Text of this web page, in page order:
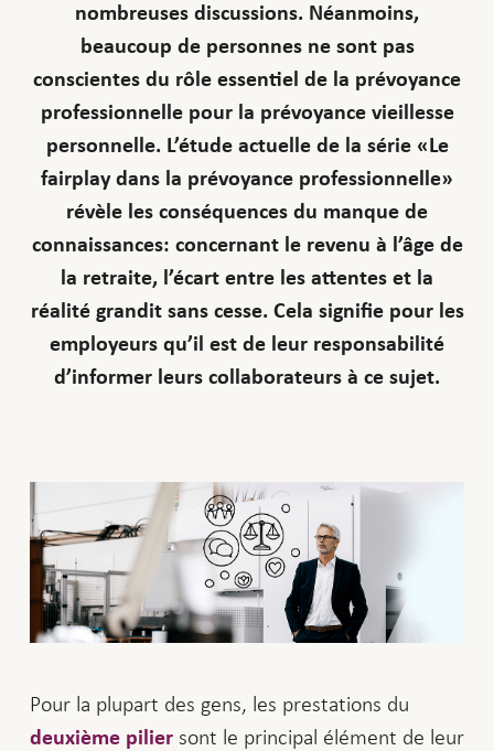
nombreuses discussions. Néanmoins,
beaucoup de personnes ne sont pas
conscientes du rôle essentiel de la prévoyance
professionnelle pour la prévoyance vieillesse
personnelle. L’étude actuelle de la série «Le
fairplay dans la prévoyance professionnelle»
révèle les conséquences du manque de
connaissances: concernant le revenu à l’âge de
la retraite, l’écart entre les attentes et la
réalité grandit sans cesse. Cela signifie pour les
employeurs qu’il est de leur responsabilité
d’informer leurs collaborateurs à ce sujet.
Pour la plupart des gens, les prestations du
deuxième piliersont le principal élément de leur